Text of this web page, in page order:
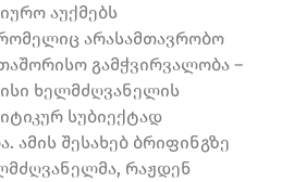
აუქმებს
არასამთავრობო
გამჭვირვალობა –
ხელმძღვანელის
სუბიექტად
ამის შესახებ ბრიფინგზე
რაჟდენ